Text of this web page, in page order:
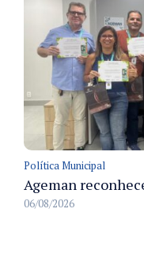
Política Municipal
06/08/2026